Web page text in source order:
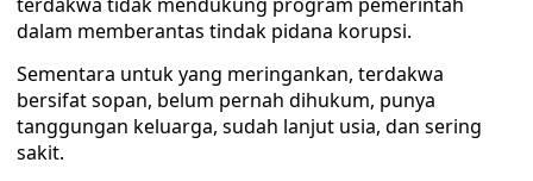
dalam memberantas tindak pidana korupsi.
Sementara untuk yang meringankan, terdakwa
bersifat sopan, belum pernah dihukum, punya
tanggungan keluarga, sudah lanjut usia, dan sering
sakit.